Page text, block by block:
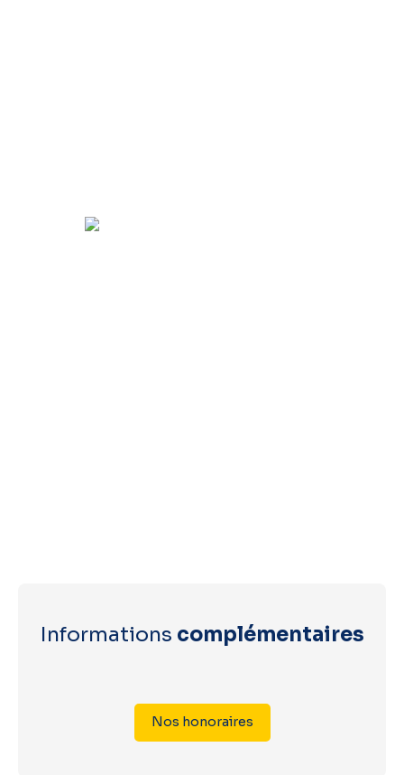
Informations complémentaires
Nos honoraires